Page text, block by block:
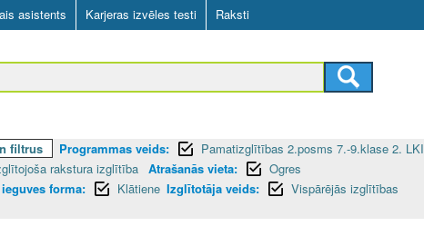
asistents Karjeras izvēles testi Raksti
filtrus Programmas veids:
Pamatizglītības 2.posms 7.-9.klase 2. LKI
rakstura izglītība Atrašanās vieta:
Ogres
forma: Klātiene Izglītotāja veids:
Vispārējās izglītības